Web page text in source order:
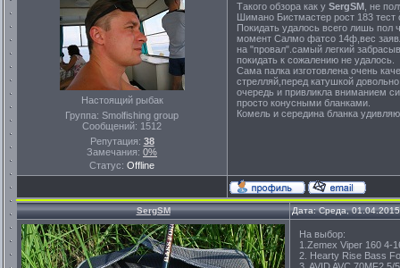
Настоящий рыбак
Группа: Smolfishing group
Сообщений: 1512
Репутация: 38
Замечания: 0%
Статус: Offline
Такого обзора как у SergSM , не
Шимано Бистмастер рост 183 тест
Покидать удалось всего лишь
момент Салмо фатсо 14ф,вес
на "провал".самый легкий
покидать к сожалению не удалось.
Сама палка изготовлена очень
стрелляй,перед катушкой
очередь и привликла вниманием
просто конусными бланками.
Комель и середина бланка
SergSM Дата: Среда,
На выбор:
1.Zemex Viper 160 4-
2. Hearty Rise Bass